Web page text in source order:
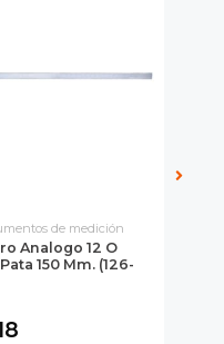
de medición
Analogo 12 O
150 Mm. (126-